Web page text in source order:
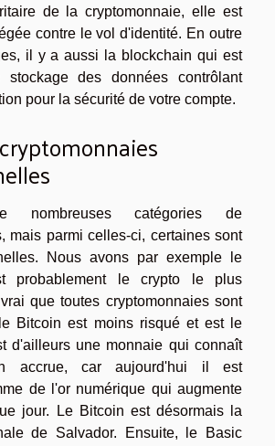
de la cryptomonnaie, elle est
contre le vol d'identité. En outre
il y a aussi la blockchain qui est
des données contrôlant
pour la sécurité de votre compte.
nombreuses catégories de
mais parmi celles-ci, certaines sont
Nous avons par exemple le
probablement le crypto le plus
que toutes cryptomonnaies sont
Bitcoin est moins risqué et est le
d'ailleurs une monnaie qui connaît
accrue, car aujourd'hui il est
de l'or numérique qui augmente
jour. Le Bitcoin est désormais la
de Salvador. Ensuite, le Basic